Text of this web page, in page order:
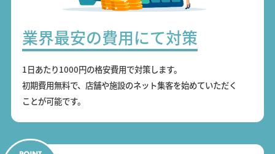
業界最安の費用にて対策
1日あたり1000円の格安費用で対策します。
初期費用無料で、店舗や施設のネット集客を始めていただく
ことが可能です。